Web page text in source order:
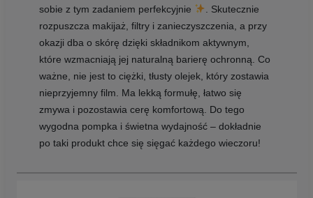
sobie z tym zadaniem perfekcyjnie
. Skutecznie
rozpuszcza makijaż, filtry i zanieczyszczenia, a przy
okazji dba o skórę dzięki składnikom aktywnym,
które wzmacniają jej naturalną barierę ochronną. Co
ważne, nie jest to ciężki, tłusty olejek, który zostawia
nieprzyjemny film. Ma lekką formułę, łatwo się
zmywa i pozostawia cerę komfortową. Do tego
wygodna pompka i świetna wydajność – dokładnie
po taki produkt chce się sięgać każdego wieczoru!